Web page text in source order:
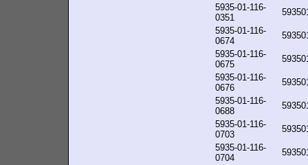
5935-01-116-
0351
5935-01-116-
0674
5935-01-116-
0675
5935-01-116-
0676
5935-01-116-
0688
5935-01-116-
0703
5935-01-116-
0704